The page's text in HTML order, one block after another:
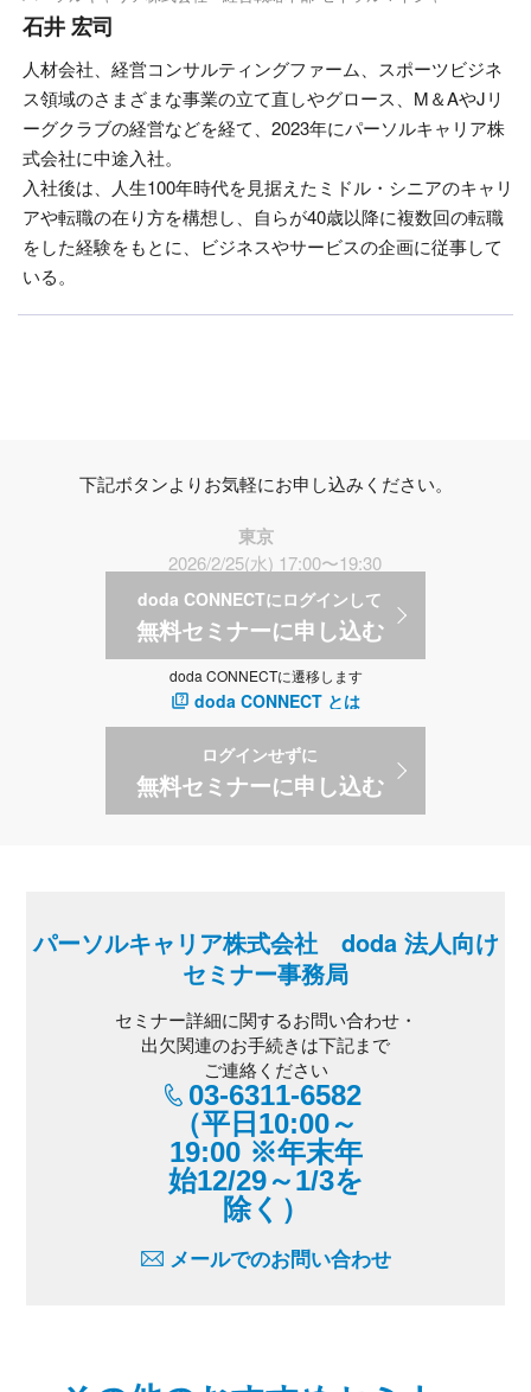
石井 宏司
人材会社、経営コンサルティングファーム、スポーツビジネ
ス領域のさまざまな事業の立て直しやグロース、M＆AやJリ
ーグクラブの経営などを経て、2023年にパーソルキャリア株
式会社に中途入社。
入社後は、人生100年時代を見据えたミドル・シニアのキャリ
アや転職の在り方を構想し、自らが40歳以降に複数回の転職
をした経験をもとに、ビジネスやサービスの企画に従事して
いる。
下記ボタンよりお気軽にお申し込みください。
東京
2026/2/25(水) 17:00〜19:30
doda CONNECTにログインして
無料セミナーに申し込む
doda CONNECTに遷移します
doda CONNECT とは
ログインせずに
無料セミナーに申し込む
パーソルキャリア株式会社 doda 法人向け
セミナー事務局
セミナー詳細に関するお問い合わせ・
出欠関連のお手続きは下記まで
ご連絡ください
03-6311-6582
（平日10:00～
19:00 ※年末年
始12/29～1/3を
除く）
メールでのお問い合わせ